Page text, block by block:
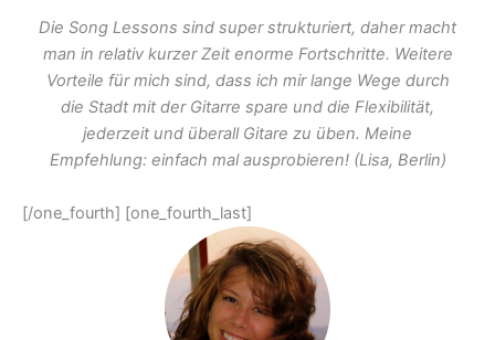
Die Song Lessons sind super strukturiert, daher macht
man in relativ kurzer Zeit enorme Fortschritte. Weitere
Vorteile für mich sind, dass ich mir lange Wege durch
die Stadt mit der Gitarre spare und die Flexibilität,
jederzeit und überall Gitare zu üben. Meine
Empfehlung: einfach mal ausprobieren! (Lisa, Berlin)
[/one_fourth] [one_fourth_last]